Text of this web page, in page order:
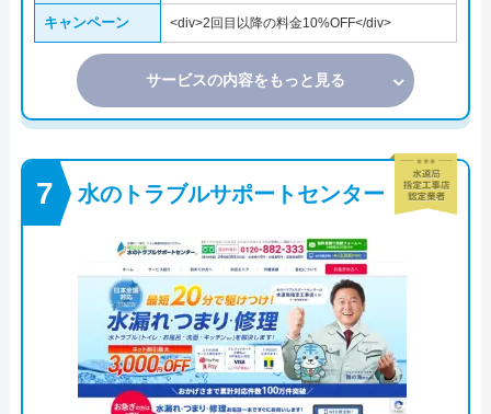
キャンペーン <div>2回目以降の料金10%OFF</div>
サービスの内容をもっと見る
水のトラブルサポートセンター